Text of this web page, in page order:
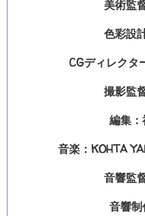
美術監
色彩設
CGディレクタ
撮影監
編集
音楽：KOHTA
音響監
音響